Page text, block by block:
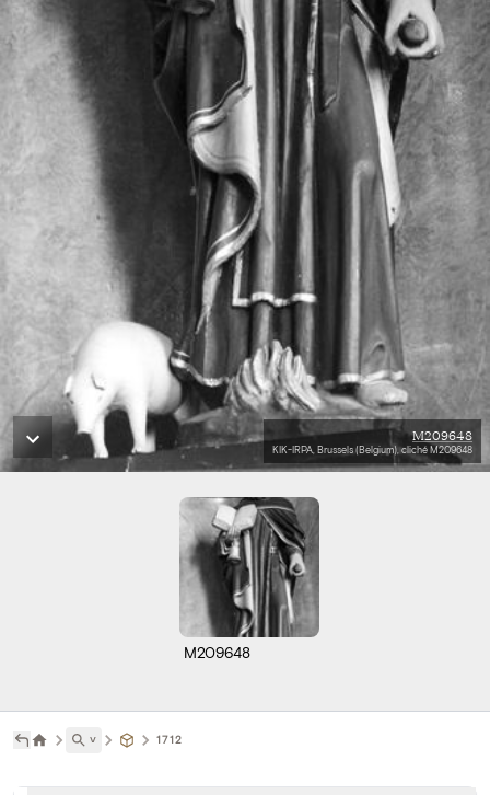
M209648
KIK-IRPA, Brussels (Belgium), cliché M209648
M209648
˅ 1712